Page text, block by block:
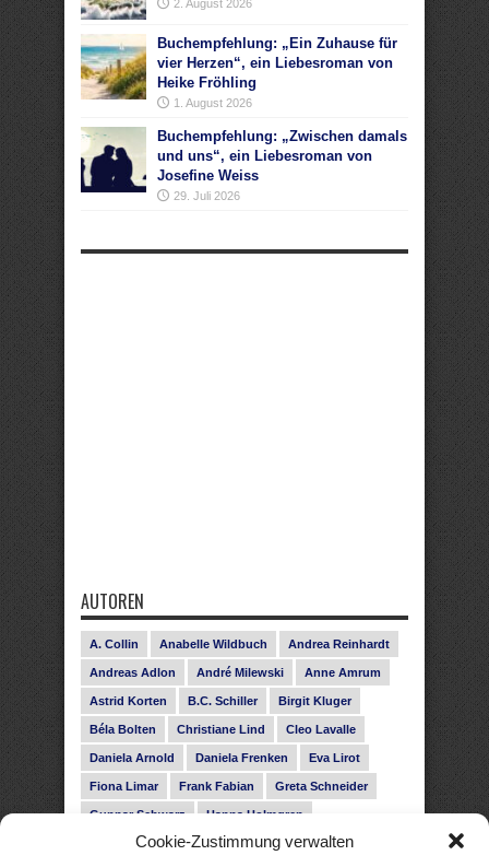
Cookie-Zustimmung verwalten
2. August 2026
Buchempfehlung: „Ein Zuhause für
vier Herzen“, ein Liebesroman von
Heike Fröhling
1. August 2026
Buchempfehlung: „Zwischen damals
und uns“, ein Liebesroman von
Josefine Weiss
29. Juli 2026
AUTOREN
A. Collin Anabelle Wildbuch Andrea Reinhardt
Andreas Adlon André Milewski Anne Amrum
Astrid Korten B.C. Schiller Birgit Kluger
Béla Bolten Christiane Lind Cleo Lavalle
Daniela Arnold Daniela Frenken Eva Lirot
Fiona Limar Frank Fabian Greta Schneider
Gunnar Schwarz Hanna Holmgren
Heike Fröhling Ina Glahe Ivo Pala J. Vellguth